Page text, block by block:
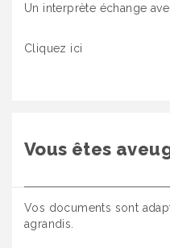
Un interprète échange
Cliquez ici
Vous êtes
Vos documents sont
agrandis.